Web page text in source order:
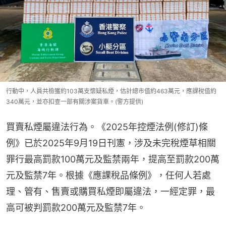
行動中，人員共檢獲約103萬支懷疑私煙，估計總市值約463萬元，應課稅值約
340萬元，並亦扣查一部有關涉案貨車。(警方提供)
買賣私煙屬違法行為。《2025年控煙法例(修訂)條
例》已於2025年9月19日刊憲，涉及未完稅煙草相關
罪行最高罰款100萬元及監禁兩年，提高至罰款200萬
元及監禁7年。根據《應課稅品條例》，任何人若處
理、管有、售賣或購買私煙即屬違法，一經定罪，最
高可被判罰款200萬元及監禁7年。